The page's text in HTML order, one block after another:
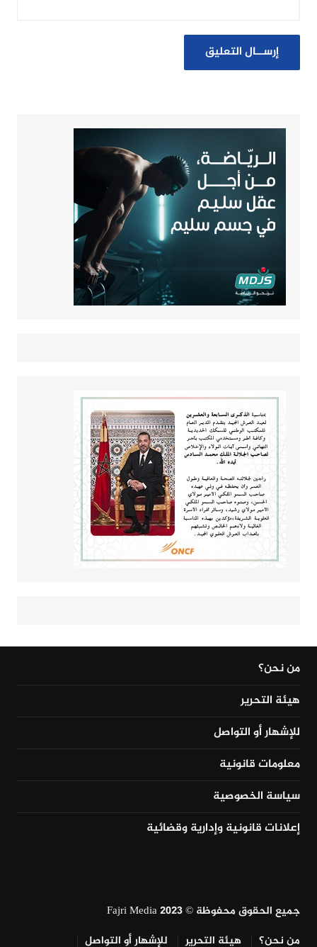
من نحن؟
هيئة التحرير
للإشهار أو التواصل
معلومات قانونية
سياسة الخصوصية
إعلانات قانونية وإدارية وقضائية
جميع الحقوق محفوظة © Fajri Media 2023
من نحن؟
هيئة التحرير للإشهار أو التواصل